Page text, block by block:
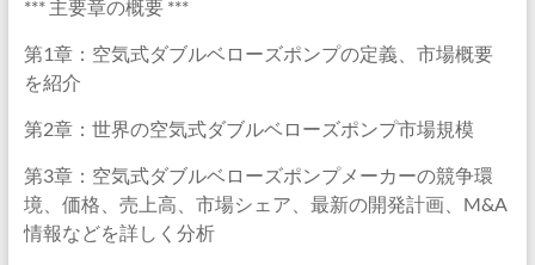
*** 主要章の概要 ***
第1章：空気式ダブルベローズポンプの定義、市場概要
を紹介
第2章：世界の空気式ダブルベローズポンプ市場規模
第3章：空気式ダブルベローズポンプメーカーの競争環
境、価格、売上高、市場シェア、最新の開発計画、M&A
情報などを詳しく分析